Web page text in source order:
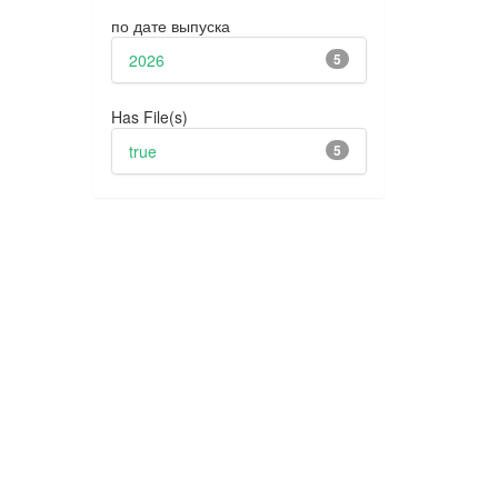
по дате выпуска
5
2026
Has File(s)
5
true